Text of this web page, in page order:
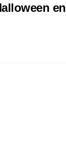
en